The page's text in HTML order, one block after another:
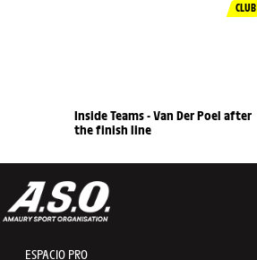
CLUB
Inside Teams - Van Der Poel after
the finish line
ESPACIO PRO